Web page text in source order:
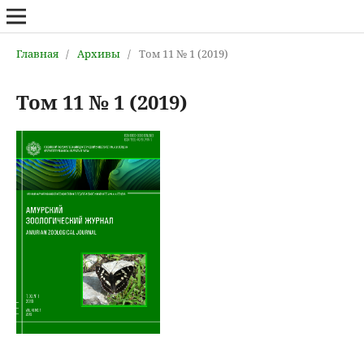
Главная / Архивы / Том 11 № 1 (2019)
Том 11 № 1 (2019)